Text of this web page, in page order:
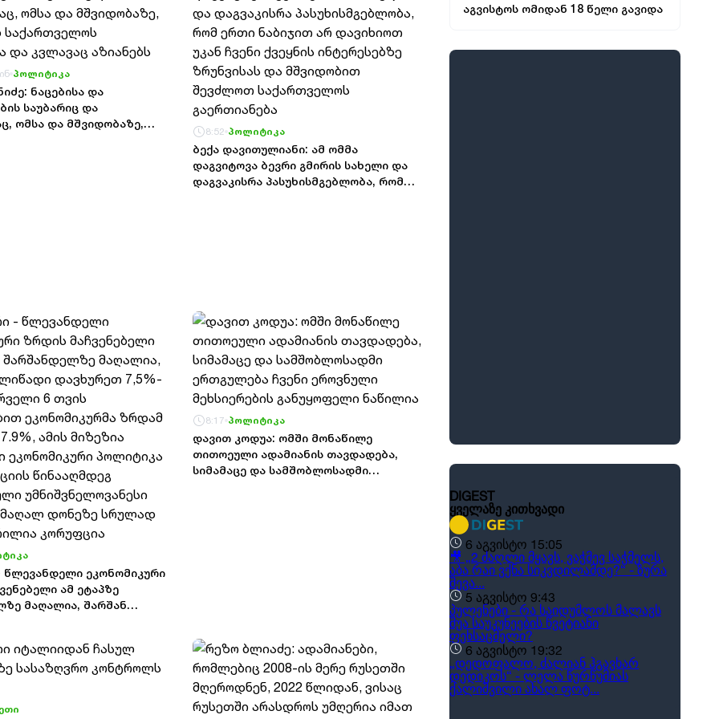
ᲩᲐᲓᲔᲜᲐ
2008-
ᲠᲣᲡ
ᲠᲣᲡᲣᲚᲡ ᲓᲐ
ᲔᲡ ᲐᲠᲘᲡ ᲣᲪᲮᲝᲔᲚᲘ
ᲰᲥᲝᲜᲓᲐ
ᲡᲐᲙᲣᲗᲐᲠᲘ
ᲘᲛᲐᲡ, ᲠᲝᲛ
ᲩᲕᲔᲜᲘ
ᲮᲐᲚᲮᲘᲡ, ᲩᲕᲔᲜᲘ
ᲔᲡ ᲘᲧᲝ ᲘᲡ, ᲠᲝᲛ
ᲐᲠᲘᲡ
ᲒᲛᲘᲠᲔᲑᲘᲡ ᲬᲘᲜᲐᲨᲔ,
ᲒᲖᲘᲗ ᲡᲐᲥᲐᲠᲗᲕᲔᲚᲝᲡ
ᲡᲘᲢᲧᲕᲔᲑᲘ ᲗᲥᲕᲐ,
ᲗᲣ ᲠᲐᲦᲐᲪ ᲐᲛᲒᲕᲐᲠᲡ
ოკუპაცია და სააკაშვილის, მისი რეჟიმის და
„ნაცმოძრაობის“ ღალატი ვერანაირად ვერ
გადაფარავს ამ დანაშაულს, ეს იყო
პრეზიდენტმა, 7 აგვისტოს რაც მოხდა, ეს იყო
ის, რომ სააკაშვილის რეჟიმმა დაბომბა
7:55
ყველაფერი გავაკეთოთ მშვიდობიანი გზით
საქართველოს ტერიტორიული მთლიანობის
აღსადგენად
რომელმაც თავი დადო საკუთარი
სამშობლოსთვის, მოგვიანებით გამოვიდა
სააკაშვილი და თავის თავზე დაიბრალა
ანწუხელიძის გმირობა, სამარცხვინო
სიტყვები თქვა, თითქოს, სააკაშვილისთვის
პოლიტიკა
ნაცებისა და
საუბარიც და
ომსა და მშვიდობაზე,
8:52 პოლიტიკა
ბექა დავითულიანი: ამ ომმა
დაგვიტოვა ბევრი გმირის სახელი და
დაგვაკისრა პასუხისმგებლობა, რომ
წლევანდელი ეკონომიკური
ამ ეტაპზე
მაღალია, შარშან
მონაცემებით
ზრდამ შეადგინა 7.9%,
ეფექტიანი ეკონომიკური
კორუფციის წინააღმდეგ
უმნიშვნელოვანესი
8:17 პოლიტიკა
დავით კოდუა: ომში მონაწილე
თითოეული ადამიანის თავდადება,
სიმამაცე და სამშობლოსადმი
აგვისტოს ომიდან 18 წელი გავიდა